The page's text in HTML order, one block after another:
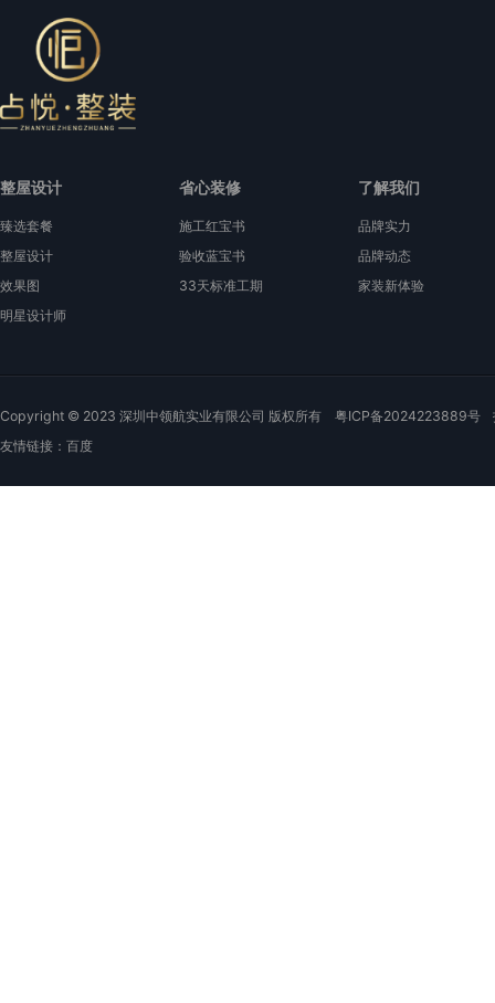
整屋设计
臻选套餐
整屋设计
效果图
明星设计师
省心装修
施工红宝书
验收蓝宝书
33天标准工期
了解我们
品牌实力
品牌动态
家装新体验
Copyright © 2023 深圳中领航实业有限公司 版权所有 粤ICP备2024223889号
友情链接： 百度